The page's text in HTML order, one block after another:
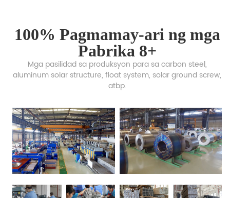
100% Pagmamay-ari ng mga
Pabrika 8+
Mga pasilidad sa produksyon para sa carbon steel,
aluminum solar structure, float system, solar ground screw,
atbp.